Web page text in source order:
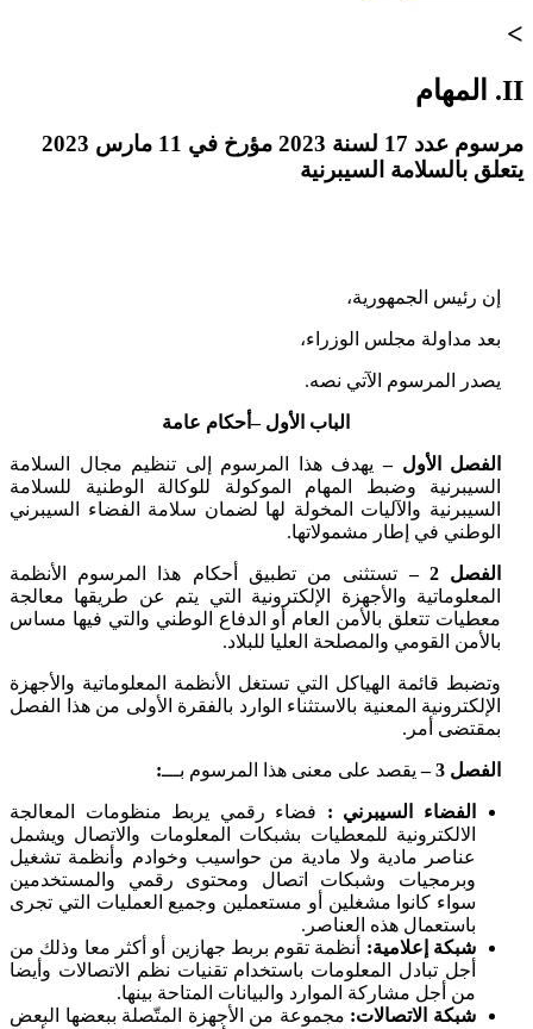
>
II. المهام
مرسوم عدد 17 لسنة 2023 مؤرخ في 11 مارس 2023
يتعلق بالسلامة السيبرنية
إن رئيس الجمهورية،
بعد مداولة مجلس الوزراء،
يصدر المرسوم الآتي نصه.
الباب الأول –أحكام عامة
الفصل الأول –يهدف هذا المرسوم إلى تنظيم مجال السلامة
السيبرنية وضبط المهام الموكولة للوكالة الوطنية للسلامة
السيبرنية والآليات المخولة لها لضمان سلامة الفضاء السيبرني
الوطني في إطار مشمولاتها.
الفصل 2 –
تستثنى من تطبيق أحكام هذا المرسوم الأنظمة
المعلوماتية والأجهزة الإلكترونية التي يتم عن طريقها معالجة
معطيات تتعلق بالأمن العام أو الدفاع الوطني والتي فيها مساس
بالأمن القومي والمصلحة العليا للبلاد.
وتضبط قائمة الهياكل التي تستغل الأنظمة المعلوماتية والأجهزة
الإلكترونية المعنية بالاستثناء الوارد بالفقرة الأولى من هذا الفصل
بمقتضى أمر.
الفصل 3 – يقصد على معنى هذا المرسوم بـــ:
الفضاء السيبرني : فضاء رقمي يربط منظومات المعالجة
الالكترونية للمعطيات بشبكات المعلومات والاتصال ويشمل
عناصر مادية ولا مادية من حواسيب وخوادم وأنظمة تشغيل
وبرمجيات وشبكات اتصال ومحتوى رقمي والمستخدمين
سواء كانوا مشغلين أو مستعملين وجميع العمليات التي تجرى
باستعمال هذه العناصر.
شبكة إعلامية:
أنظمة تقوم بربط جهازين أو أكثر معا وذلك من
أجل تبادل المعلومات باستخدام تقنيات نظم الاتصالات وأيضا
من أجل مشاركة الموارد والبيانات المتاحة بينها.
شبكة الاتصالات: مجموعة من الأجهزة المتّصلة ببعضها البعض